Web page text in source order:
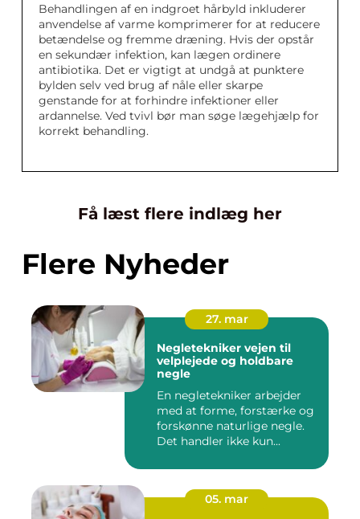
Behandlingen af en indgroet hårbyld inkluderer
anvendelse af varme komprimerer for at reducere
betændelse og fremme dræning. Hvis der opstår
en sekundær infektion, kan lægen ordinere
antibiotika. Det er vigtigt at undgå at punktere
bylden selv ved brug af nåle eller skarpe
genstande for at forhindre infektioner eller
ardannelse. Ved tvivl bør man søge lægehjælp for
korrekt behandling.
Få læst flere indlæg her
Flere Nyheder
27. mar
Negletekniker vejen til
velplejede og holdbare
negle
En negletekniker arbejder
med at forme, forstærke og
forskønne naturlige negle.
Det handler ikke kun...
05. mar